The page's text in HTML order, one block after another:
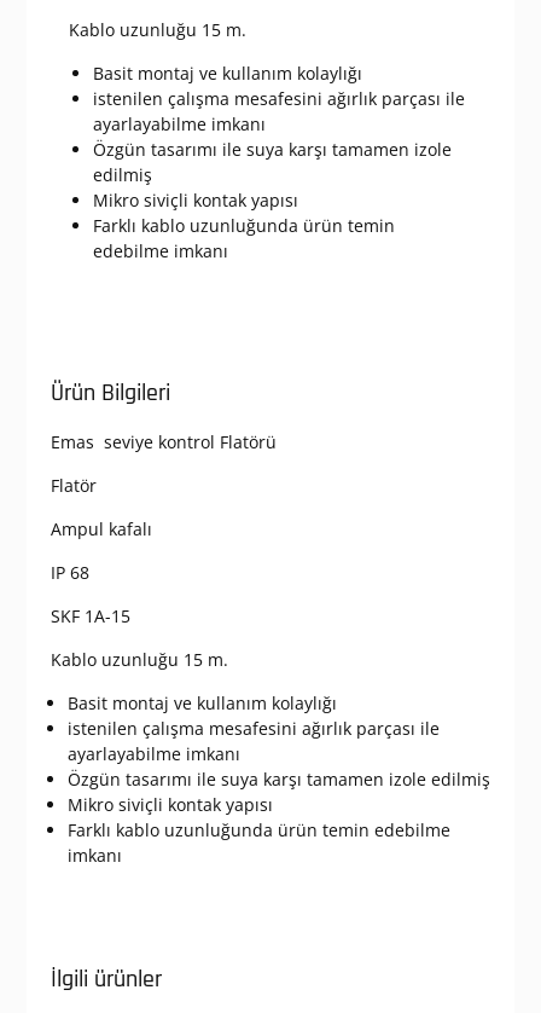
Kablo uzunluğu 15 m.
Basit montaj ve kullanım kolaylığı
istenilen çalışma mesafesini ağırlık parçası ile
ayarlayabilme imkanı
Özgün tasarımı ile suya karşı tamamen izole
edilmiş
Mikro siviçli kontak yapısı
Farklı kablo uzunluğunda ürün temin
edebilme imkanı
Ürün Bilgileri
Emas seviye kontrol Flatörü
Flatör
Ampul kafalı
IP 68
SKF 1A-15
Kablo uzunluğu 15 m.
Basit montaj ve kullanım kolaylığı
istenilen çalışma mesafesini ağırlık parçası ile
ayarlayabilme imkanı
Özgün tasarımı ile suya karşı tamamen izole edilmiş
Mikro siviçli kontak yapısı
Farklı kablo uzunluğunda ürün temin edebilme
imkanı
İlgili ürünler